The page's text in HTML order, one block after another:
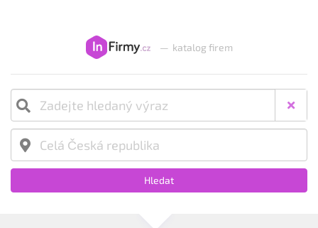
— katalog firem
Hledat